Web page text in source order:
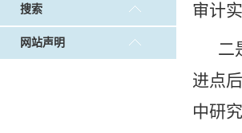
搜索
网站声明
审计
二
进点
中研